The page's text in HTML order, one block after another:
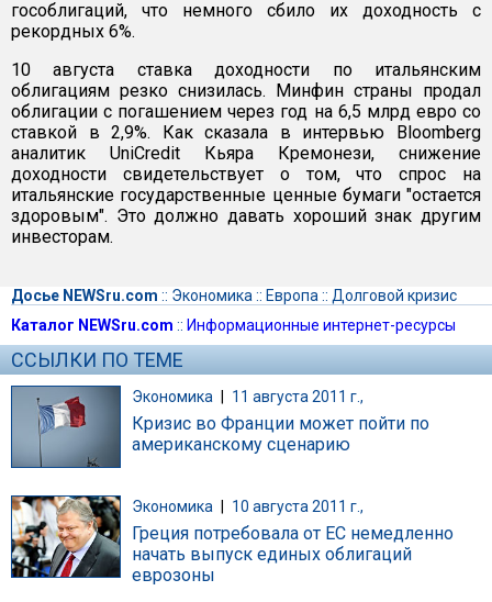
гособлигаций, что немного сбило их доходность с
рекордных 6%.
10 августа ставка доходности по итальянским
облигациям резко снизилась. Минфин страны продал
облигации с погашением через год на 6,5 млрд евро со
ставкой в 2,9%. Как сказала в интервью Bloomberg
аналитик UniCredit Кьяра Кремонези, снижение
доходности свидетельствует о том, что спрос на
итальянские государственные ценные бумаги "остается
здоровым". Это должно давать хороший знак другим
инвесторам.
Досье NEWSru.com :: Экономика :: Европа :: Долговой кризис
Каталог NEWSru.com :: Информационные интернет-ресурсы
ССЫЛКИ ПО ТЕМЕ
Экономика | 11 августа 2011 г.,
Кризис во Франции может пойти по
американскому сценарию
Экономика 10 августа 2011 г.,
Греция потребовала от ЕС немедленно
начать выпуск единых облигаций
еврозоны